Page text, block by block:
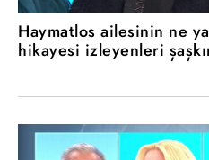
Haymatlos ailesinin ne
hikayesi izleyenleri